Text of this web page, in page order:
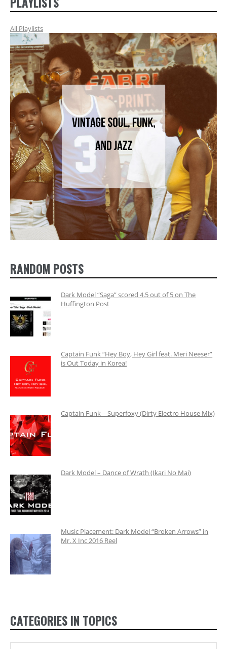
All Playlists
RANDOM POSTS
Dark Model “Saga” scored 4.5 out of 5 on The
Huffington Post
Captain Funk “Hey Boy, Hey Girl feat. Meri Neeser”
is Out Today in Korea!
Captain Funk – Superfoxy (Dirty Electro House Mix)
Dark Model – Dance of Wrath (Ikari No Mai)
Music Placement: Dark Model “Broken Arrows” in
Mr. X Inc 2016 Reel
CATEGORIES IN TOPICS